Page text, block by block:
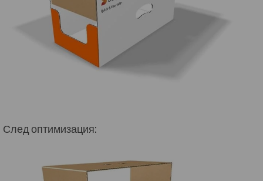
След оптимизация: